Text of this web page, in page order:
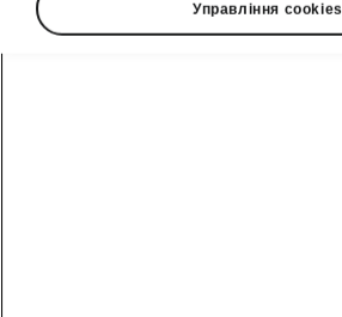
Управління cookies